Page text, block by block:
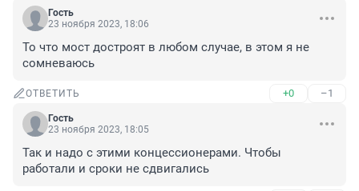
Гость
23 ноября 2023, 18:06
То что мост достроят в любом случае, в этом я не
сомневаюсь
ОТВЕТИТЬ +0 –1
Гость
23 ноября 2023, 18:05
Так и надо с этими концессионерами. Чтобы
работали и сроки не сдвигались